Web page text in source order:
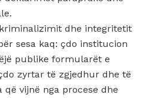
dhe integritetit
sesa kaq: çdo institucion
publike formularët e
zyrtar të zgjedhur dhe të
vijnë nga procese dhe